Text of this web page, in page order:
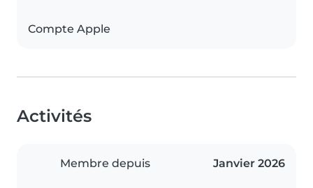
Compte Apple
Activités
Membre depuis Janvier 2026